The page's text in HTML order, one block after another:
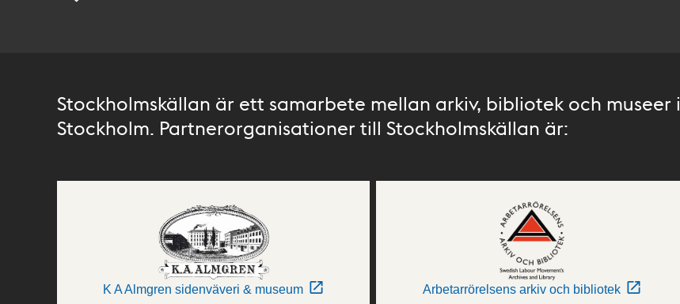
Stockholmskällan är ett samarbete mellan arkiv, bibliotek och museer i
Stockholm. Partnerorganisationer till Stockholmskällan är:
K A Almgren sidenväveri & museum Arbetarrörelsens arkiv och bibliotek